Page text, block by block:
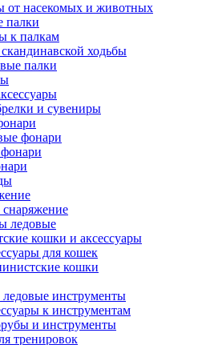
от насекомых и животных
палки
к палкам
ходьбы
палки
и сувениры
фонари
ледовые
кошки и аксессуары
для кошек
кошки
инструменты
к инструментам
и инструменты
тренировок